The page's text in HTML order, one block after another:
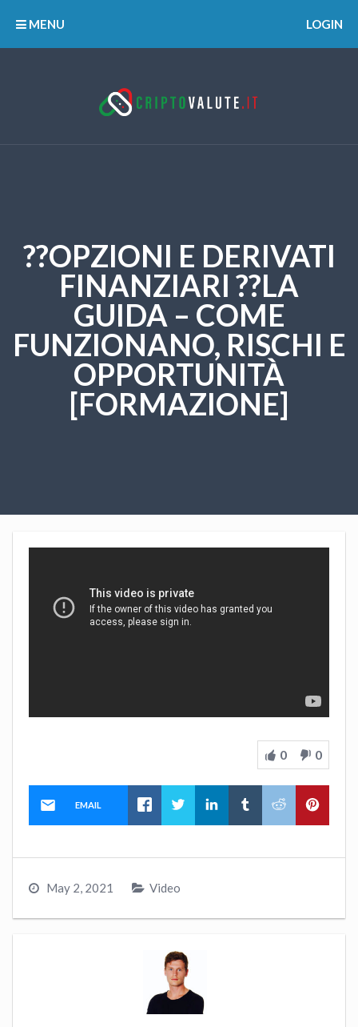
MENU LOGIN
??OPZIONI E DERIVATI
FINANZIARI ??LA
GUIDA – COME
FUNZIONANO, RISCHI E
OPPORTUNITÀ
[FORMAZIONE]
0 0
EMAIL
May 2, 2021 Video